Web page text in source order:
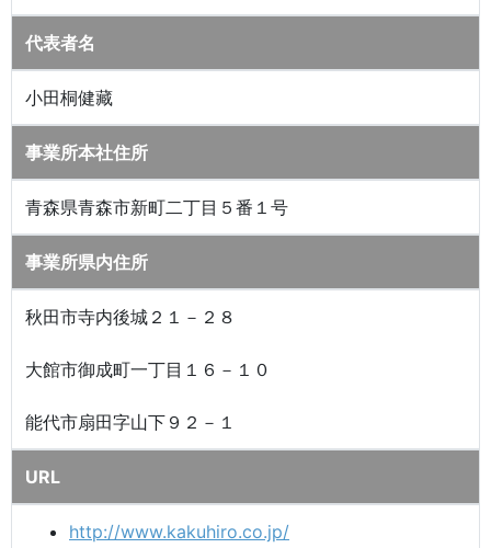
代表者名
小田桐健藏
事業所本社住所
青森県青森市新町二丁目５番１号
事業所県内住所
秋田市寺内後城２１－２８
大館市御成町一丁目１６－１０
能代市扇田字山下９２－１
URL
http://www.kakuhiro.co.jp/